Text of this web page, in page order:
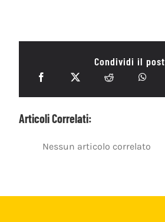
Condividi il post
Articoli Correlati:
Nessun articolo correlato